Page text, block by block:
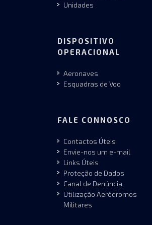
Unidades
DISPOSITIVO
OPERACIONAL
Aeronaves
Esquadras de Voo
FALE CONNOSCO
Contactos Úteis
Envie-nos um e-mail
Links Úteis
Proteção de Dados
Canal de Denúncia
Utilização Aeródromos
Militares